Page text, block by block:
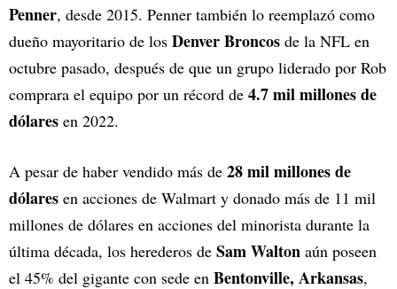
Penner, desde 2015. Penner también lo reemplazó como
dueño mayoritario de los Denver Broncos de la NFL en
octubre pasado, después de que un grupo liderado por Rob
comprara el equipo por un récord de 4.7 mil millones de
dólares en 2022.
A pesar de haber vendido más de 28 mil millones de
dólares en acciones de Walmart y donado más de 11 mil
millones de dólares en acciones del minorista durante la
última década, los herederos de Sam Walton aún poseen
el 45% del gigante con sede en Bentonville, Arkansas,